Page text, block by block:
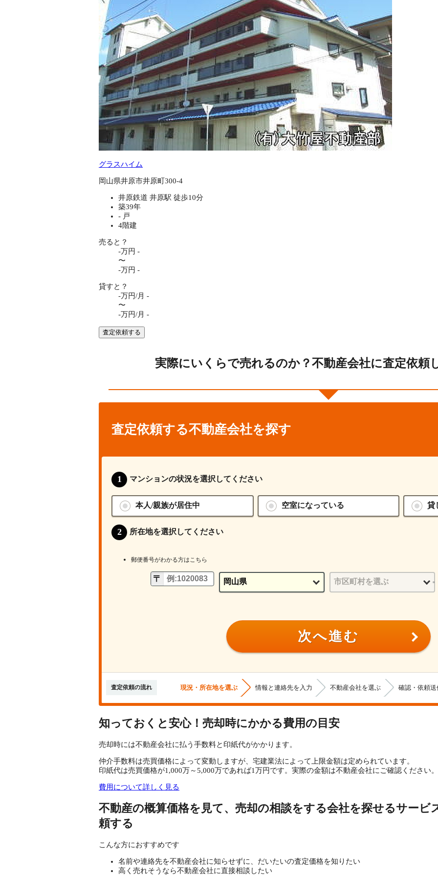
グラスハイム
岡山県井原市井原町300-4
井原鉄道 井原駅 徒歩10分
築39年
- 戸
4階建
売ると？
-万円 -
〜
-万円 -
貸すと？
-万円/月 -
〜
-万円/月 -
査定依頼する
実際にいくらで売れるのか？不動産会社に査定依頼
査定依頼する不動産会社を探す
マンションの状況を選択してください
本人/親族が居住中 空室になっている 貸
所在地を選択してください
郵便番号がわかる方はこちら
次へ進む
査定依頼の流れ 現況・所在地を選ぶ 情報と連絡先を入力 不動産会社を選ぶ 確認・依頼送
知っておくと安心！売却時にかかる費用の目安
売却時には不動産会社に払う手数料と印紙代がかかります。
仲介手数料は売買価格によって変動しますが、宅建業法によって上限金額は定められています。
印紙代は売買価格が1,000万～5,000万であれば1万円です。実際の金額は不動産会社にご確認ください。
費用について詳しく見る
不動産の概算価格を見て、売却の相談をする会社を探せるサービ
頼する
こんな方におすすめです
名前や連絡先を不動産会社に知らせずに、だいたいの査定価格を知りたい
高く売れそうなら不動産会社に直接相談したい